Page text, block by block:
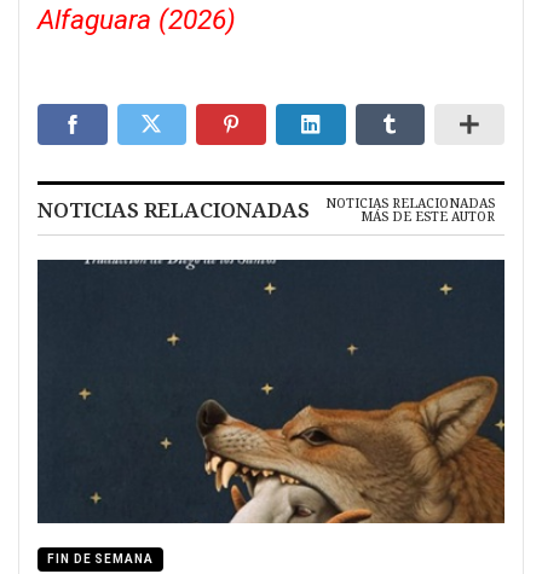
Alfaguara (2026)
NOTICIAS RELACIONADAS NOTICIAS RELACIONADAS
MÁS DE ESTE AUTOR
FIN DE SEMANA